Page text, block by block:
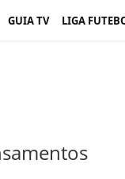
GUIA TV LIGA